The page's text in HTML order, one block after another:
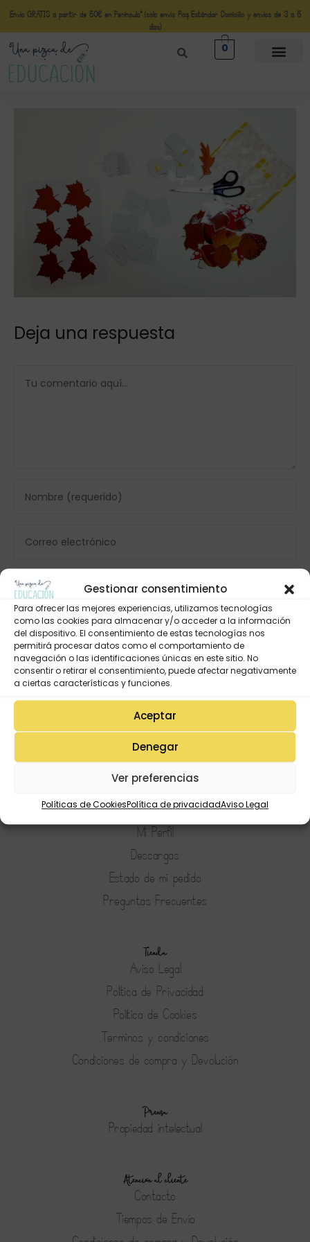
Gestionar consentimiento
Para ofrecer las mejores experiencias, utilizamos tecnologías
como las cookies para almacenar y/o acceder a la información
del dispositivo. El consentimiento de estas tecnologías nos
permitirá procesar datos como el comportamiento de
navegación o las identificaciones únicas en este sitio. No
consentir o retirar el consentimiento, puede afectar negativamente
a ciertas características y funciones.
Aceptar
Denegar
Ver preferencias
Políticas de CookiesPolítica de privacidadAviso Legal
Envío GRATIS a partir de 50€ en Península* (solo envio Paq Estándar Domicilio y envíos de 3 a 5
días)
0
Deja una respuesta
Lista de deseos
Mi Perfil
Descargas
Estado de mi pedido
Preguntas Frecuentes
Tienda
Aviso Legal
Política de Privacidad
Política de Cookies
Terminos y condiciones
Condiciones de compra y Devolución
Prensa
Propiedad intelectual
Atención al cliente
Contacto
Tiempos de Envío